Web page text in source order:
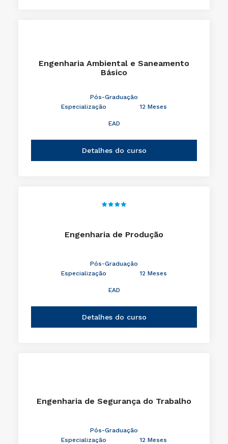
Engenharia Ambiental e Saneamento
Básico
Pós-Graduação
Especialização
12 Meses
EAD
Detalhes do curso
Engenharia de Produção
Pós-Graduação
Especialização
12 Meses
EAD
Detalhes do curso
Engenharia de Segurança do Trabalho
Pós-Graduação
Especialização
12 Meses